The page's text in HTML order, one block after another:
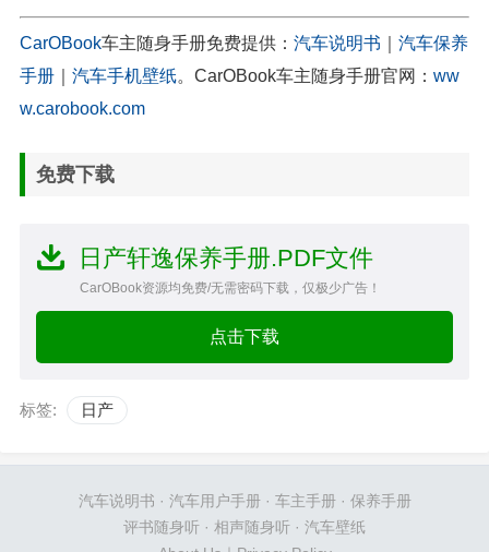
CarOBook车主随身手册免费提供： 汽车说明书
汽车保养
手册
汽车手机壁纸。CarOBook车主随身手册官网： ww
w.carobook.com
免费下载
日产轩逸保养手册.PDF文件
CarOBook资源均免费/无需密码下载，仅极少广告！
点击下载
标签: 日产
汽车说明书 · 汽车用户手册· 车主手册· 保养手册
评书随身听 · 相声随身听 · 汽车壁纸